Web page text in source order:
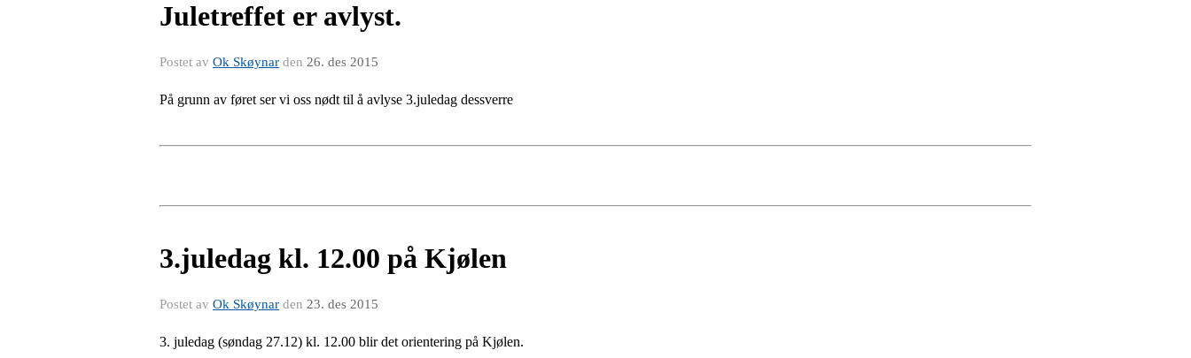
Juletreffet er avlyst.
Postet av Ok Skøynar den 26. des 2015
På grunn av føret ser vi oss nødt til å avlyse 3.juledag dessverre
3.juledag kl. 12.00 på Kjølen
Postet av Ok Skøynar den 23. des 2015
3. juledag (søndag 27.12) kl. 12.00 blir det orientering på Kjølen.